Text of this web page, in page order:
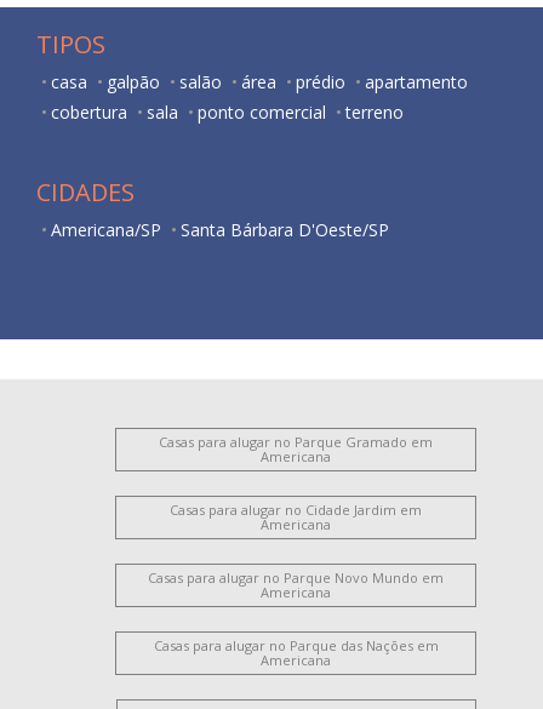
TIPOS
casa galpão salão área prédio
apartamento
cobertura
sala ponto comercial terreno
CIDADES
Americana/SP Santa Bárbara D'Oeste/SP
Casas para alugar no Parque Gramado em
Americana
Casas para alugar no Cidade Jardim em
Americana
Casas para alugar no Parque Novo Mundo em
Americana
Casas para alugar no Parque das Nações em
Americana